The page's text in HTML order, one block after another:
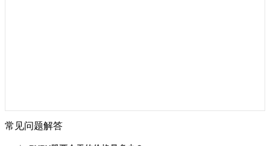
常见问题解答